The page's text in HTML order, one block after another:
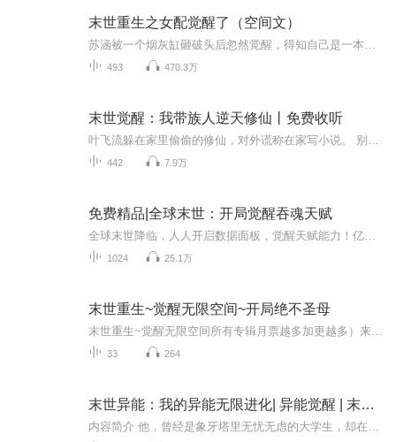
末世重生之女配觉醒了（空间文）
493 470.3万
末世觉醒：我带族人逆天修仙丨免费收听
442 7.9万
免费精品|全球末世：开局觉醒吞魂天赋
1024 25.1万
末世重生~觉醒无限空间~开局绝不圣母
33 264
末世异能：我的异能无限进化| 异能觉醒 | 末世爽文 | 多播